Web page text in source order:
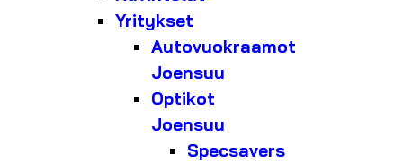
Yritykset
Autovuokraamot
Joensuu
Optikot
Joensuu
Specsavers